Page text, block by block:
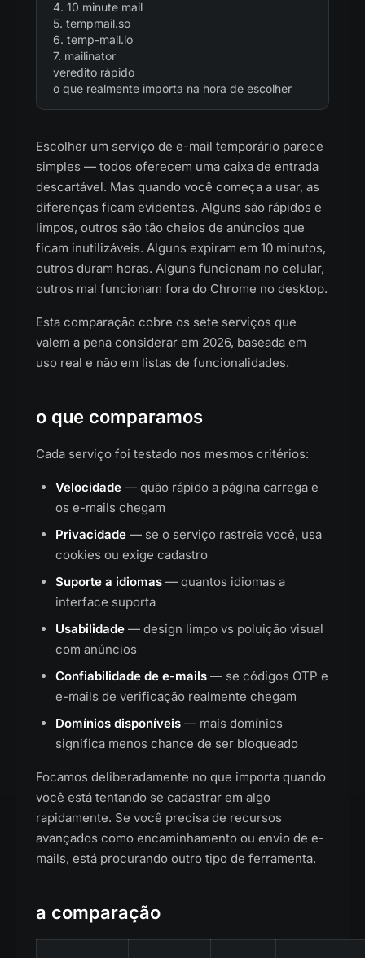
4. 10 minute mail
5. tempmail.so
6. temp-mail.io
7. mailinator
veredito rápido
o que realmente importa na hora de escolher
Escolher um serviço de e-mail temporário parece
simples — todos oferecem uma caixa de entrada
descartável. Mas quando você começa a usar, as
diferenças ficam evidentes. Alguns são rápidos e
limpos, outros são tão cheios de anúncios que
ficam inutilizáveis. Alguns expiram em 10 minutos,
outros duram horas. Alguns funcionam no celular,
outros mal funcionam fora do Chrome no desktop.
Esta comparação cobre os sete serviços que
valem a pena considerar em 2026, baseada em
uso real e não em listas de funcionalidades.
o que comparamos
Cada serviço foi testado nos mesmos critérios:
Velocidade — quão rápido a página carrega e
os e-mails chegam
Privacidade — se o serviço rastreia você, usa
cookies ou exige cadastro
Suporte a idiomas — quantos idiomas a
interface suporta
Usabilidade — design limpo vs poluição visual
com anúncios
Confiabilidade de e-mails — se códigos OTP e
e-mails de verificação realmente chegam
Domínios disponíveis — mais domínios
significa menos chance de ser bloqueado
Focamos deliberadamente no que importa quando
você está tentando se cadastrar em algo
rapidamente. Se você precisa de recursos
avançados como encaminhamento ou envio de e-
mails, está procurando outro tipo de ferramenta.
a comparação